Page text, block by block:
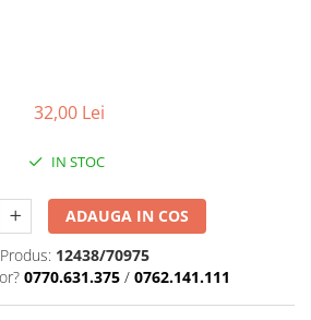
32,00 Lei
IN STOC
ADAUGA IN COS
12438/70975
0770.631.375 / 0762.141.111